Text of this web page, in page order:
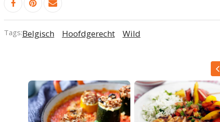
Tags:Belgisch Hoofdgerecht Wild